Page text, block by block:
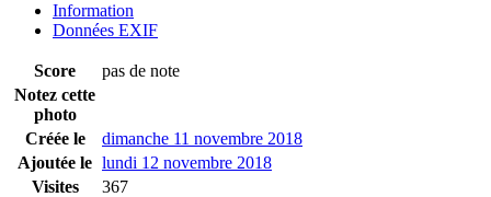
Information
Données EXIF
Score
pas de note
Notez cette
photo
Créée le
dimanche 11 novembre 2018
Ajoutée le lundi 12 novembre 2018
Visites
367